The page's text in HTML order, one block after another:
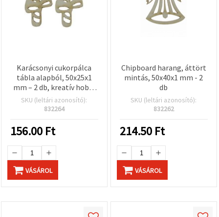
Karácsonyi cukorpálca
tábla alapból, 50x25x1
mm – 2 db, kreatív hobbi
dekor kellék
SKU (leltári azonosító):
832264
156.00 Ft
VÁSÁROL
Chipboard harang, áttört
mintás, 50x40x1 mm - 2
db
SKU (leltári azonosító):
832262
214.50 Ft
VÁSÁROL